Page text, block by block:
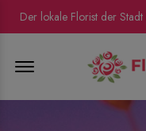
Der lokale Florist der Stadt
Menu Open